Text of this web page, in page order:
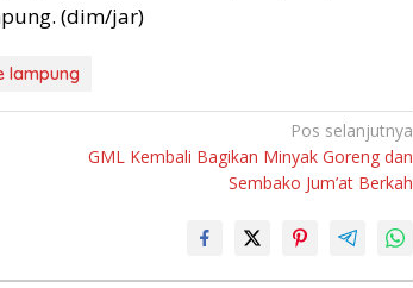
(dim/jar)
lampung
Pos selanjutnya
GML Kembali Bagikan Minyak Goreng dan
Sembako Jum’at Berkah